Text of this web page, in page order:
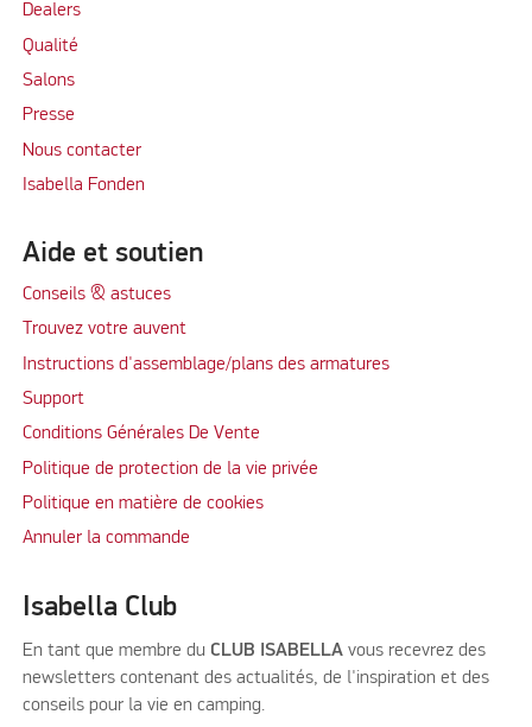
Dealers
Qualité
Salons
Presse
Nous contacter
Isabella Fonden
Aide et soutien
Conseils & astuces
Trouvez votre auvent
Instructions d'assemblage/plans des armatures
Support
Conditions Générales De Vente
Politique de protection de la vie privée
Politique en matière de cookies
Annuler la commande
Isabella Club
En tant que membre du CLUB ISABELLA vous recevrez des
newsletters contenant des actualités, de l'inspiration et des
conseils pour la vie en camping.